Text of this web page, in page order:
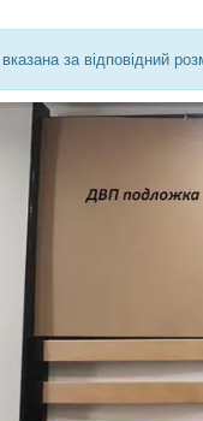
за відповідний